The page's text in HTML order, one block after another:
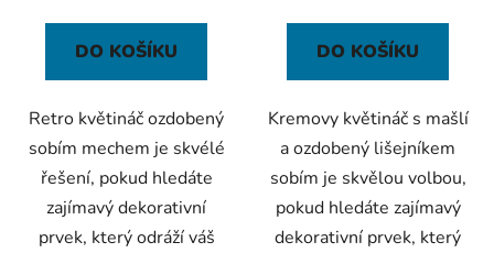
DO KOŠÍKU
Retro květináč ozdobený
sobím mechem je skvélé
řešení, pokud hledáte
zajímavý dekorativní
prvek, který odráží váš
DO KOŠÍKU
Kremovy květináč s mašlí
a ozdobený lišejníkem
sobím je skvělou volbou,
pokud hledáte zajímavý
dekorativní prvek, který